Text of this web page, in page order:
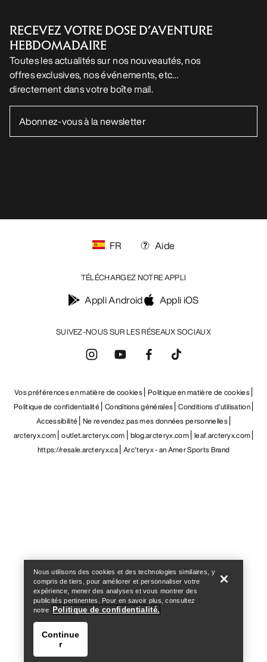
RECEVEZ VOTRE DOSE D’AVENTURE
HEBDOMADAIRE
Toutes les actualités sur nos nouveautés, nos
offres exclusives, nos événements, etc…
directement dans votre boîte mail.
SUIVEZ-NOUS SUR LES RÉSEAUX SOCIAUX
FR Aide
TÉLÉCHARGEZ NOTRE APPLI
Appli Android Appli iOS
Vos préférences en matière de cookies Politique en matière de cookies
Politique de confidentialité Conditions générales Conditions d’utilisation
Accessibilité Ne revendez pas mes données personnelles
arcteryx.com outlet.arcteryx.com blog.arcteryx.com leaf.arcteryx.com
https://resale.arcteryx.ca Arc'teryx - an Amer Sports Brand
Nous utilisons des cookies et des technologies similaires, y
compris de tiers, pour améliorer et personnaliser votre
expérience, mener des analyses et vous montrer des
publicités pertinentes. Pour en savoir plus, consultez
notre
Politique de confidentialité.
Continue
r